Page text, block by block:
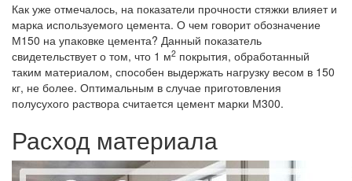
Как уже отмечалось, на показатели прочности стяжки влияет и
марка используемого цемента. О чем говорит обозначение
М150 на упаковке цемента? Данный показатель
свидетельствует о том, что 1 м2 покрытия, обработанный
таким материалом, способен выдержать нагрузку весом в 150
кг, не более. Оптимальным в случае приготовления
полусухого раствора считается цемент марки М300.
Расход материала